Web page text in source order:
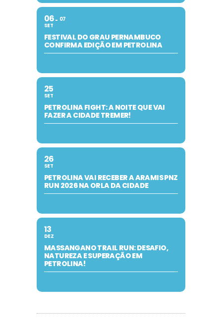
06
SET
07
FESTIVAL DO GRAU PERNAMBUCO
CONFIRMA EDIÇÃO EM PETROLINA
25
SET
PETROLINA FIGHT: A NOITE QUE VAI
FAZER A CIDADE TREMER!
26
SET
PETROLINA VAI RECEBER A ARAMIS PNZ
RUN 2026 NA ORLA DA CIDADE
13
DEZ
MASSANGANO TRAIL RUN: DESAFIO,
NATUREZA E SUPERAÇÃO EM
PETROLINA!